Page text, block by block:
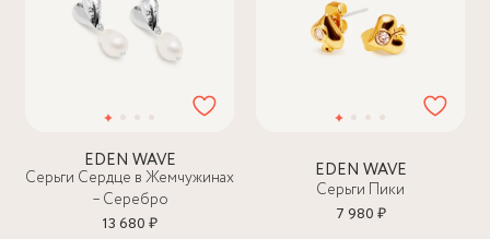
EDEN WAVE
Серьги Сердце в Жемчужинах
– Серебро
13 680 ₽
EDEN WAVE
Серьги Пики
7 980 ₽